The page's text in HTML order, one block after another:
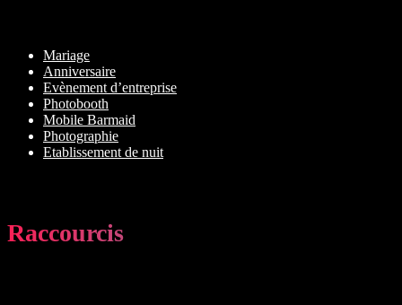
Mariage
Anniversaire
Evènement d’entreprise
Photobooth
Mobile Barmaid
Photographie
Etablissement de nuit
Raccourcis